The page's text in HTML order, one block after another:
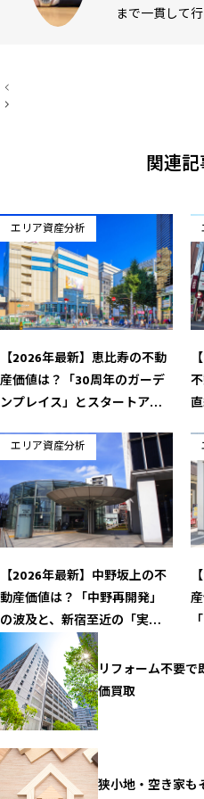
まで一貫して行
投
稿
関連
エリア資産分析
【2026年最新】恵比寿の不動
産価値は？「30周年のガーデ
ンプレイス」とスタートアッ
エリア資産分析
【2026年最新】中野坂上の不
動産価値は？「中野再開発」
の波及と、新宿至近の「実
利」が導く資産性の新局面
リフォーム不要
価買取
狭小地・空き家も